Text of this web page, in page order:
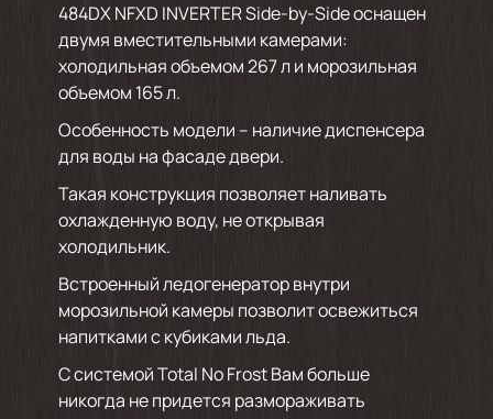
484DX NFXD INVERTER Side-by-Side оснащен
двумя вместительными камерами:
холодильная объемом 267 л и морозильная
объемом 165 л.
Особенность модели – наличие диспенсера
для воды на фасаде двери.
Такая конструкция позволяет наливать
охлажденную воду, не открывая
холодильник.
Встроенный ледогенератор внутри
морозильной камеры позволит освежиться
напитками с кубиками льда.
С системой Total No Frost Вам больше
никогда не придется размораживать